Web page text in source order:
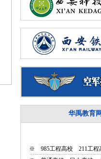
华禹教育
※ 985工程高校 211工程